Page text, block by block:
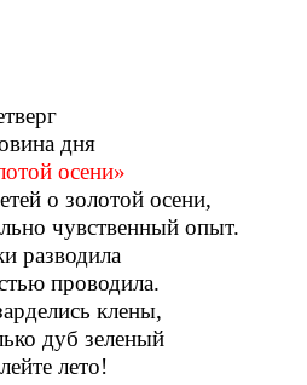
осени»
о золотой осени,
чувственный опыт.
разводила
проводила.
клены,
дуб зеленый
лето!